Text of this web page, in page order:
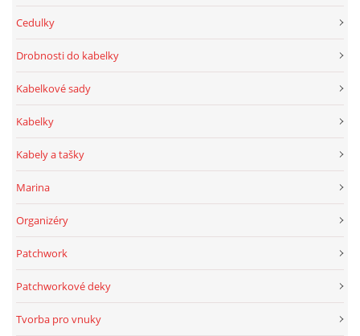
Cedulky
Drobnosti do kabelky
Kabelkové sady
Kabelky
Kabely a tašky
Marina
Organizéry
Patchwork
Patchworkové deky
Tvorba pro vnuky